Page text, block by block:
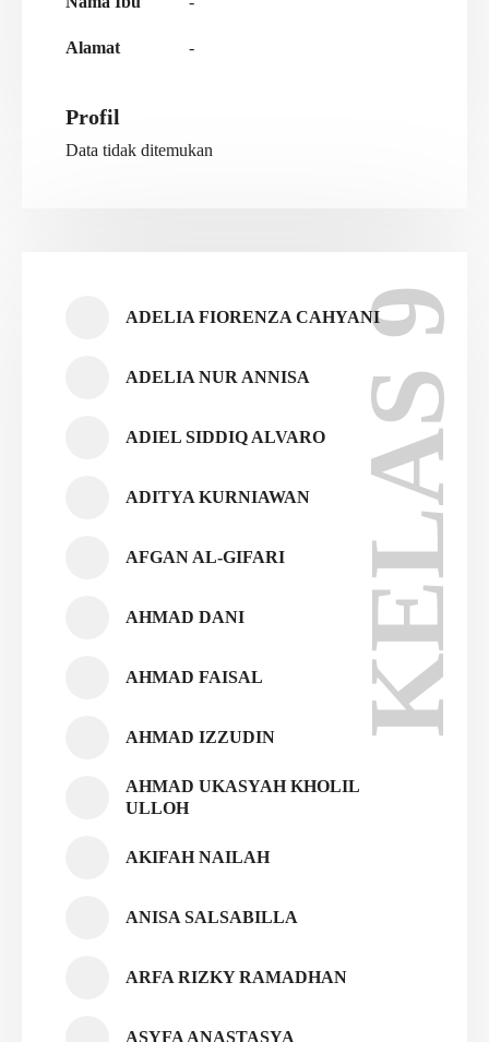
Alamat -
Profil
Data tidak ditemukan
KELAS 9
ADELIA FIORENZA CAHYANI
ADELIA NUR ANNISA
ADIEL SIDDIQ ALVARO
ADITYA KURNIAWAN
AFGAN AL-GIFARI
AHMAD DANI
AHMAD FAISAL
AHMAD IZZUDIN
AHMAD UKASYAH KHOLIL
ULLOH
AKIFAH NAILAH
ANISA SALSABILLA
ARFA RIZKY RAMADHAN
ASYFA ANASTASYA